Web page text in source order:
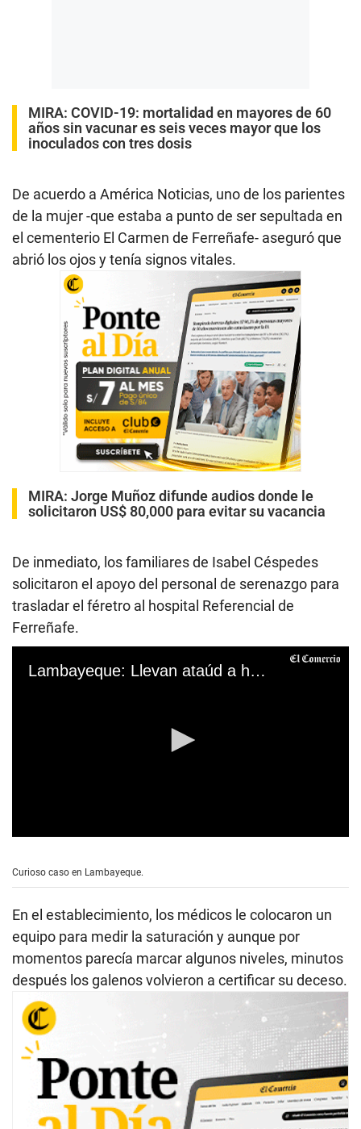
MIRA: COVID-19: mortalidad en mayores de 60
años sin vacunar es seis veces mayor que los
inoculados con tres dosis
De acuerdo a América Noticias, uno de los parientes
de la mujer -que estaba a punto de ser sepultada en
el cementerio El Carmen de Ferreñafe- aseguró que
abrió los ojos y tenía signos vitales.
MIRA: Jorge Muñoz difunde audios donde le
solicitaron US$ 80,000 para evitar su vacancia
De inmediato, los familiares de Isabel Céspedes
solicitaron el apoyo del personal de serenazgo para
trasladar el féretro al hospital Referencial de
Ferreñafe.
Lambayeque: Llevan ataúd a hospital porque pensaban que estaba viva
e
n
d
s
o
f
0
s
Curioso caso en Lambayeque.
En el establecimiento, los médicos le colocaron un
equipo para medir la saturación y aunque por
momentos parecía marcar algunos niveles, minutos
después los galenos volvieron a certificar su deceso.